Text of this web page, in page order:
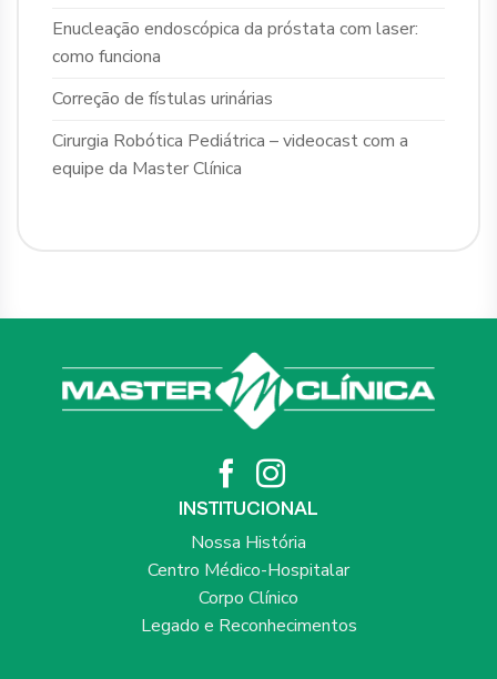
Enucleação endoscópica da próstata com laser:
como funciona
Correção de fístulas urinárias
Cirurgia Robótica Pediátrica – videocast com a
equipe da Master Clínica
INSTITUCIONAL
Nossa História
Centro Médico-Hospitalar
Corpo Clínico
Legado e Reconhecimentos